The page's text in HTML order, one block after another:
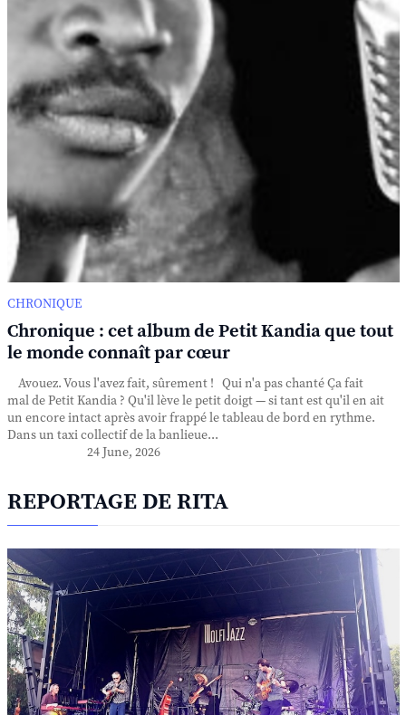
CHRONIQUE
Chronique : cet album de Petit Kandia que tout
le monde connaît par cœur
Avouez. Vous l'avez fait, sûrement ! Qui n'a pas chanté Ça fait
mal de Petit Kandia ? Qu'il lève le petit doigt — si tant est qu'il en ait
un encore intact après avoir frappé le tableau de bord en rythme.
Dans un taxi collectif de la banlieue...
24 June, 2026
REPORTAGE DE RITA